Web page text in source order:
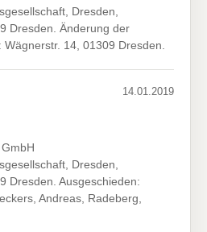
Dresden,
Dresden. Änderung der
14, 01309 Dresden.
14.01.2019
Dresden,
Dresden. Ausgeschieden:
Andreas, Radeberg,